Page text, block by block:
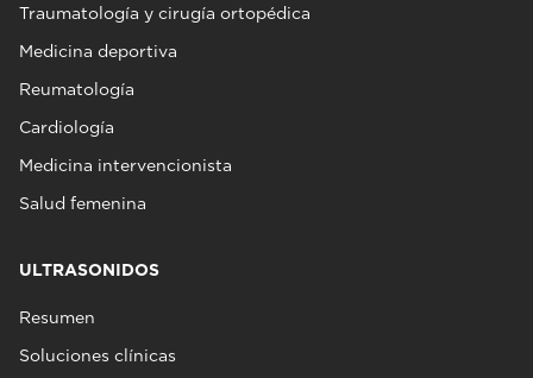
Traumatología y cirugía ortopédica
Medicina deportiva
Reumatología
Cardiología
Medicina intervencionista
Salud femenina
ULTRASONIDOS
Resumen
Soluciones clínicas